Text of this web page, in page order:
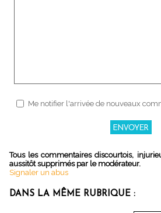
Me notifier l'arrivée de nouveaux
Tous les commentaires discourtois,
aussitôt supprimés par le modérateur.
Signaler un abus
DANS LA MÊME RUBRIQUE :